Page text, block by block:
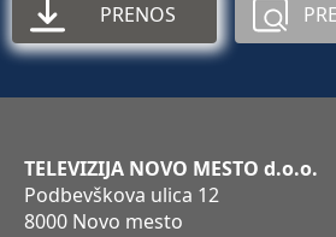
PRENOS
TELEVIZIJA NOVO MESTO d.o.o.
Podbevškova ulica 12
8000 Novo mesto